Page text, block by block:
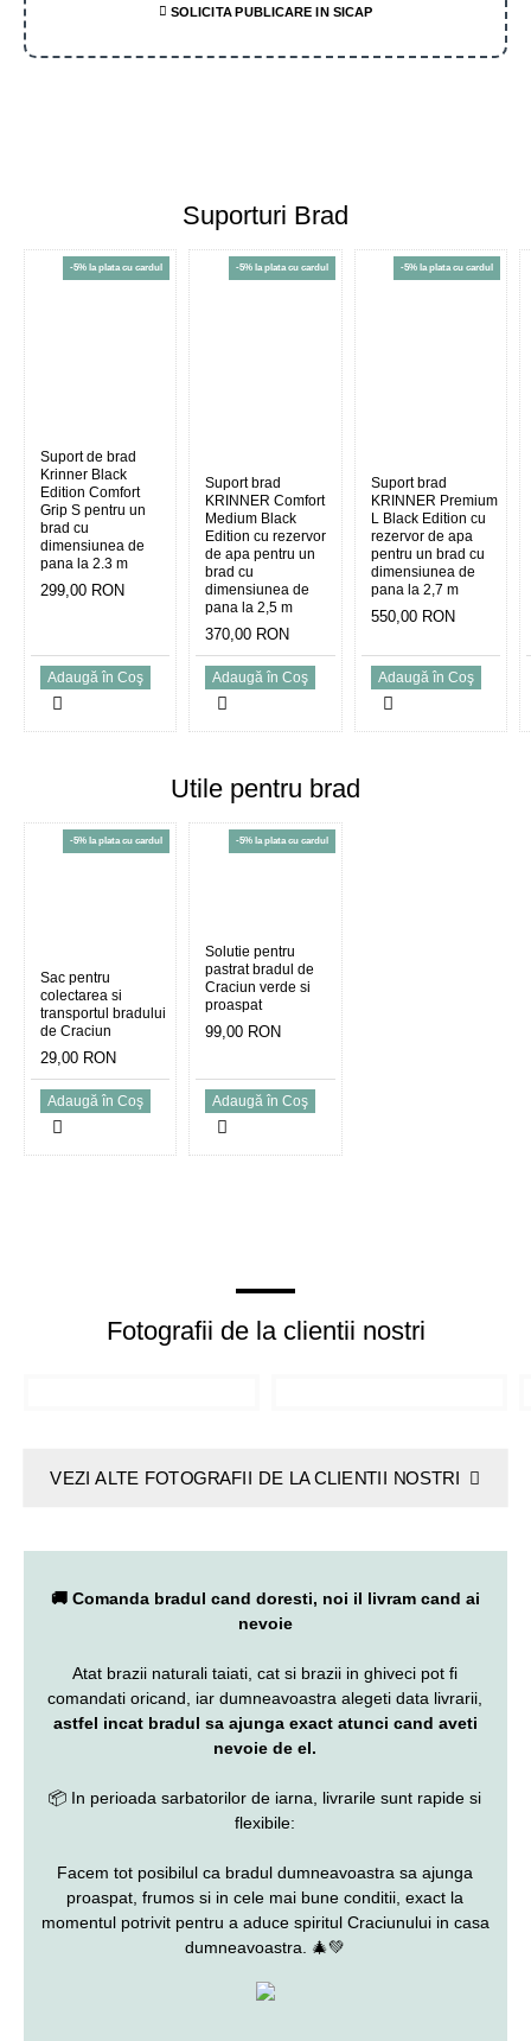
SOLICITA PUBLICARE IN SICAP
Suporturi Brad
-5% la plata cu cardul
Suport de brad
Krinner Black
Edition Comfort
Grip S pentru un
brad cu
dimensiunea de
pana la 2.3 m
299,00 RON
Adaugă în Coş
-5% la plata cu cardul
Suport brad
KRINNER Comfort
Medium Black
Edition cu rezervor
de apa pentru un
brad cu
dimensiunea de
pana la 2,5 m
370,00 RON
Adaugă în Coş
-5% la plata cu cardul
Suport brad
KRINNER Premium
L Black Edition cu
rezervor de apa
pentru un brad cu
dimensiunea de
pana la 2,7 m
550,00 RON
Adaugă în Coş
Utile pentru brad
-5% la plata cu cardul
Sac pentru
colectarea si
transportul bradului
de Craciun
29,00 RON
Adaugă în Coş
-5% la plata cu cardul
Solutie pentru
pastrat bradul de
Craciun verde si
proaspat
99,00 RON
Adaugă în Coş
Fotografii de la clientii nostri
VEZI ALTE FOTOGRAFII DE LA CLIENTII NOSTRI
🚚 Comanda bradul cand doresti, noi il livram cand ai
nevoie
Atat brazii naturali taiati, cat si brazii in ghiveci pot fi
comandati oricand, iar dumneavoastra alegeti data livrarii,
astfel incat bradul sa ajunga exact atunci cand aveti
nevoie de el.
📦 In perioada sarbatorilor de iarna, livrarile sunt rapide si
flexibile:
Facem tot posibilul ca bradul dumneavoastra sa ajunga
proaspat, frumos si in cele mai bune conditii, exact la
momentul potrivit pentru a aduce spiritul Craciunului in casa
dumneavoastra. 🎄💚